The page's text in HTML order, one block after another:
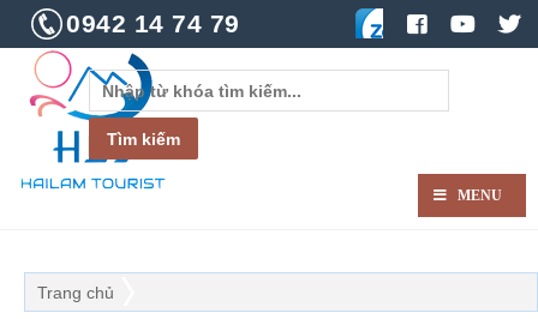
0942 14 74 79
MENU
Trang chủ